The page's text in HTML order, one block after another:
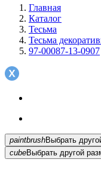
Главная
Каталог
Тесьма
Тесьма
97-00087-13-0907
paintbrush
cubeВыбрать другой